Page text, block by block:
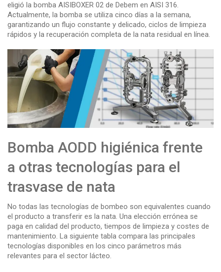
eligió la bomba AISIBOXER 02 de Debem en AISI 316.
Actualmente, la bomba se utiliza cinco días a la semana,
garantizando un flujo constante y delicado, ciclos de limpieza
rápidos y la recuperación completa de la nata residual en línea.
Bomba AODD higiénica frente
a otras tecnologías para el
trasvase de nata
No todas las tecnologías de bombeo son equivalentes cuando
el producto a transferir es la nata. Una elección errónea se
paga en calidad del producto, tiempos de limpieza y costes de
mantenimiento. La siguiente tabla compara las principales
tecnologías disponibles en los cinco parámetros más
relevantes para el sector lácteo.